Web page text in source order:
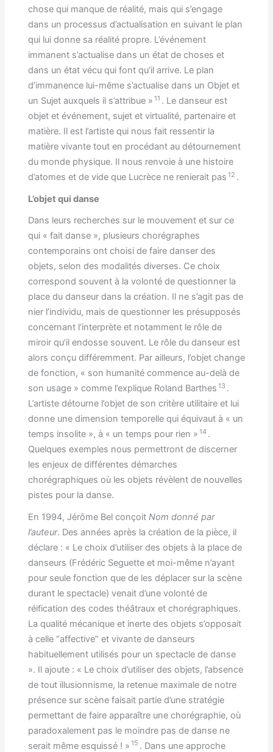
chose qui manque de réalité, mais qui s’engage
dans un processus d’actualisation en suivant le plan
qui lui donne sa réalité propre. L’événement
immanent s’actualise dans un état de choses et
dans un état vécu qui font qu’il arrive. Le plan
d’immanence lui-même s’actualise dans un Objet et
un Sujet auxquels il s’attribue » 11 . Le danseur est
objet et événement, sujet et virtualité, partenaire et
matière. Il est l’artiste qui nous fait ressentir la
matière vivante tout en procédant au détournement
du monde physique. Il nous renvoie à une histoire
d’atomes et de vide que Lucrèce ne renierait pas 12 .
L’objet qui danse
Dans leurs recherches sur le mouvement et sur ce
qui « fait danse », plusieurs chorégraphes
contemporains ont choisi de faire danser des
objets, selon des modalités diverses. Ce choix
correspond souvent à la volonté de questionner la
place du danseur dans la création. Il ne s’agit pas de
nier l’individu, mais de questionner les présupposés
concernant l’interprète et notamment le rôle de
miroir qu’il endosse souvent. Le rôle du danseur est
alors conçu différemment. Par ailleurs, l’objet change
de fonction, « son humanité commence au-delà de
son usage » comme l’explique Roland Barthes 13 .
L’artiste détourne l’objet de son critère utilitaire et lui
donne une dimension temporelle qui équivaut à « un
temps insolite », à « un temps pour rien » 14 .
Quelques exemples nous permettront de discerner
les enjeux de différentes démarches
chorégraphiques où les objets révèlent de nouvelles
pistes pour la danse.
En 1994, Jérôme Bel conçoit Nom donné par
l’auteur. Des années après la création de la pièce, il
déclare : « Le choix d’utiliser des objets à la place de
danseurs (Frédéric Seguette et moi-même n’ayant
pour seule fonction que de les déplacer sur la scène
durant le spectacle) venait d’une volonté de
réification des codes théâtraux et chorégraphiques.
La qualité mécanique et inerte des objets s’opposait
à celle “affective” et vivante de danseurs
habituellement utilisés pour un spectacle de danse
». Il ajoute : « Le choix d’utiliser des objets, l’absence
de tout illusionnisme, la retenue maximale de notre
présence sur scène faisait partie d’une stratégie
permettant de faire apparaître une chorégraphie, où
paradoxalement pas le moindre pas de danse ne
serait même esquissé ! » 15 . Dans une approche